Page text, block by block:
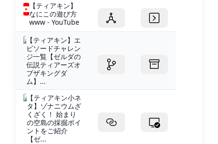
【ティアキン】
なにこの遊び方
www - YouTube
【ティアキン】エ
ピソードチャレン
ジ一覧【ゼルダの
伝説ティアーズオ
ブザキングダ
ム】...
【ティアキン小ネ
タ】ゾナニウムざ
くざく！ 始まり
の空島の採掘ポイ
ントをご紹介
【ゼ...